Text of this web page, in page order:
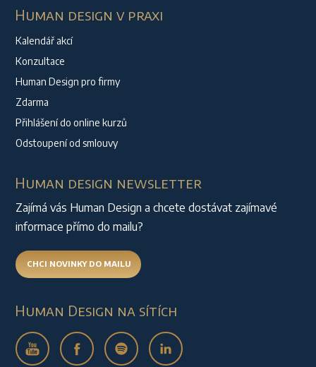
Human design v praxi
Kalendář akcí
Konzultace
Human Design pro firmy
Zdarma
Přihlášení do online kurzů
Odstoupení od smlouvy
Human design newsletter
Zajímá vás Human Design a chcete dostávat zajímavé
informace přímo do mailu?
CHCI NOVINKY DO MAILU
Human Design na sítích